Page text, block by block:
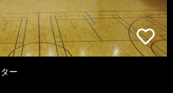
ー